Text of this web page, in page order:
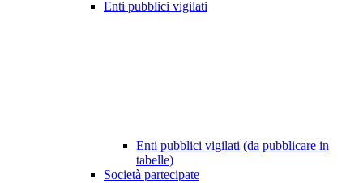
Enti pubblici vigilati
Enti pubblici vigilati (da pubblicare in
tabelle)
Società partecipate